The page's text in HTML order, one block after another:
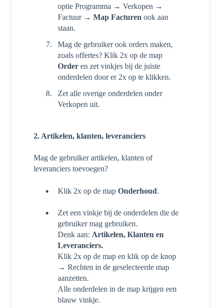
optie Programma → Verkopen →
Factuur → Map Facturen ook aan
staan.
Mag de gebruiker ook orders maken,
zoals offertes? Klik 2x op de map
Order en zet vinkjes bij de juiste
onderdelen door er 2x op te klikken.
Zet alle overige onderdelen onder
Verkopen uit.
2. Artikelen, klanten, leveranciers
Mag de gebruiker artikelen, klanten of
leveranciers toevoegen?
Klik 2x op de map Onderhoud.
Zet een vinkje bij de onderdelen die de
gebruiker mag gebruiken.
Denk aan: Artikelen, Klanten en
Leveranciers.
Klik 2x op de map en klik op de knop
→ Rechten in de geselecteerde map
aanzetten.
Alle onderdelen in de map krijgen een
blauw vinkje.